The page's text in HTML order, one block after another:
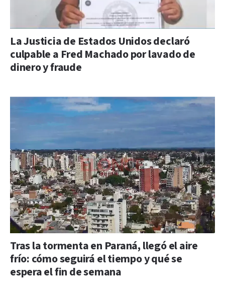
La Justicia de Estados Unidos declaró
culpable a Fred Machado por lavado de
dinero y fraude
Tras la tormenta en Paraná, llegó el aire
frío: cómo seguirá el tiempo y qué se
espera el fin de semana